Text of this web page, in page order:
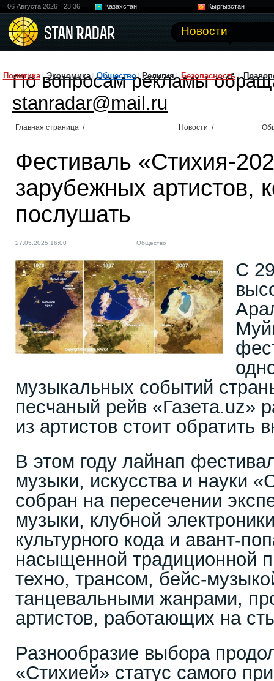
06 Августа 2026 23:36 Казахстан
Кыргызстан
Новости
Политика Экономика Общество Религия Безопасность
По вопросам рекламы
stanradar@mail.ru
Главная страница / Новости /
Фестиваль «Стихия-
зарубежных артистов,
послушать
27.05.2025 16:00 Общество
С
музыкальных событий
песчаный рейв «Газета.uz»
из артистов стоит обратить
В этом году лайнап
музыки, искусства и науки
собран на пересечении
музыки, клубной
культурного кода и авант-
насыщенной традиционной
техно, трансом, бейс-
танцевальными жанрами,
артистов, работающих на
Разнообразие выбора
«Стихией» статус самого